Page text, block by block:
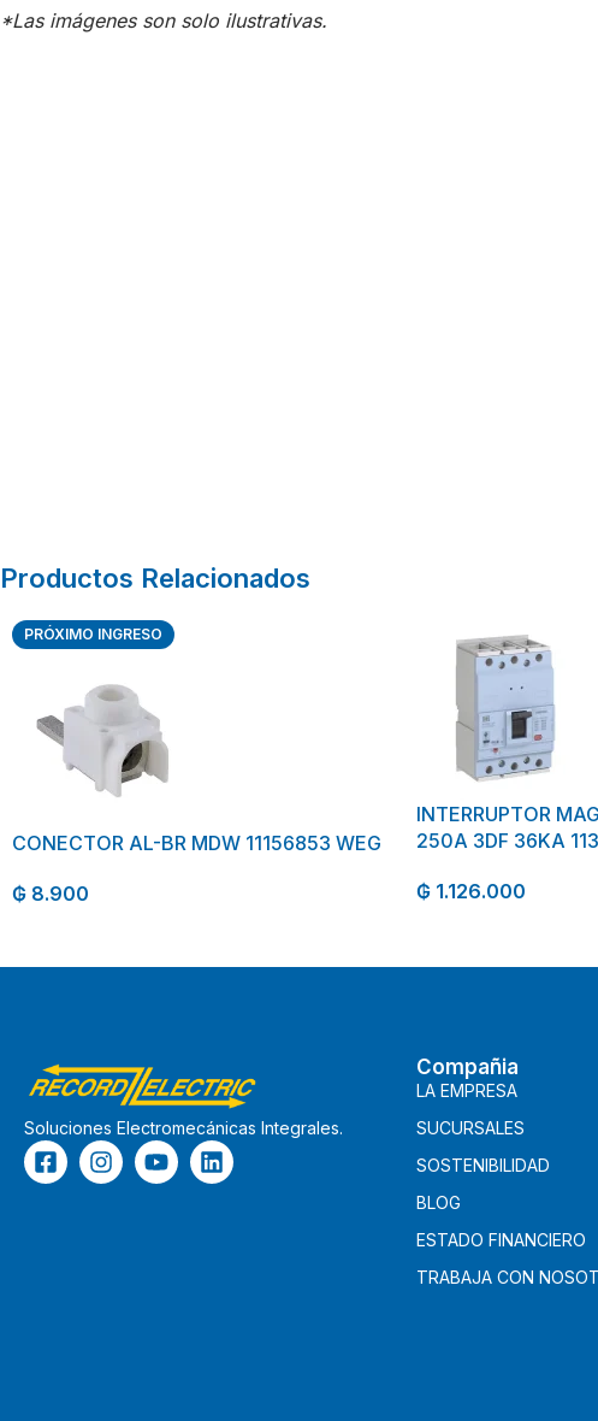
*Las imágenes son solo ilustrativas.
Productos Relacionados
PRÓXIMO INGRESO
CONECTOR AL-BR MDW 11156853 WEG
₲ 8.900
INTERRUPTOR
250A 3DF 36KA
₲ 1.126.000
Soluciones Electromecánicas Integrales.
Compañia
LA EMPRESA
SUCURSALES
SOSTENIBILIDAD
BLOG
ESTADO FINANCIERO
TRABAJA CON